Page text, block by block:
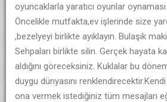
oyuncaklarla yaratıcı oyunlar
Öncelikle mutfakta,ev işlerinde size
,bezelyeyi birlikte ayıklayın. Bulaşık
Sehpaları birlikte silin. Gerçek hayata
aldığını göreceksiniz. Kuklalar bu
duygu dünyasını
ona vermek istediğiniz tüm mesajları